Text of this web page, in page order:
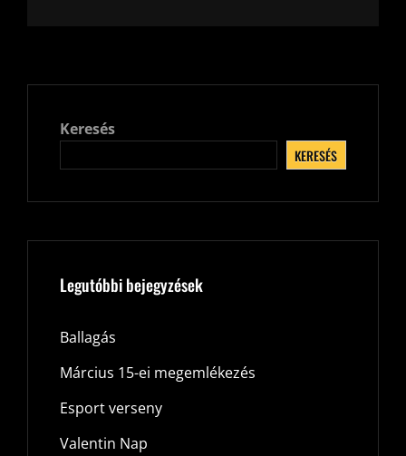
Keresés
KERESÉS
Legutóbbi bejegyzések
Ballagás
Március 15-ei megemlékezés
Esport verseny
Valentin Nap